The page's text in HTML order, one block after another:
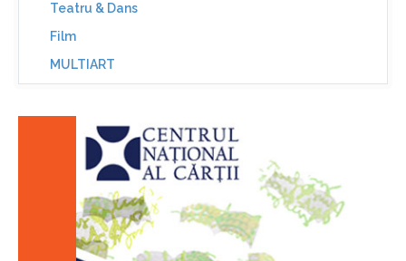
Teatru & Dans
Film
MULTIART